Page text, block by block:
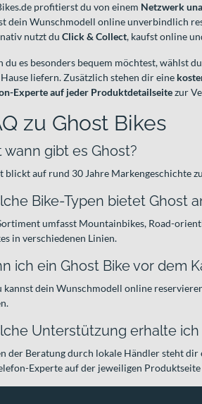
profitierst du von einem Netzwerk
dein Wunschmodell online unverbindlich
nutzt du Click & Collect, kaufst online
du es besonders bequem möchtest, wählst
liefern. Zusätzlich stehen dir eine
Experte auf jeder Produktdetailseitezur
zu Ghost Bikes
wann gibt es Ghost?
blickt auf rund 30 Jahre Markengeschichte
Bike-Typen bietet Ghost
umfasst Mountainbikes, Road-
in verschiedenen Linien.
ich ein Ghost Bike vor dem
kannst dein Wunschmodell online
Unterstützung erhalte ich
der Beratung durch lokale Händler steht
Experte auf der jeweiligen